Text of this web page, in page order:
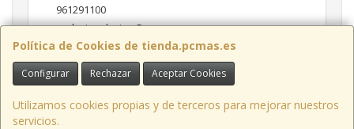
Política de Cookies de tienda.pcmas.es
Configurar Rechazar Aceptar Cookies
Utilizamos cookies propias y de terceros para mejorar nuestros
servicios.
961291100
nadasinsolucion@pcmas.es
Horario
10 -14 17 - 20